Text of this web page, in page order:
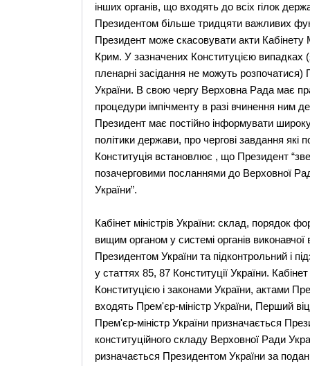
інших органів, що входять до всіх гілок
Президентом більше тридцяти важливих
Президент може скасовувати акти Кабінету
Крим. У зазначених Конституцією випадках
пленарні засідання не можуть
України. В свою чергу Верховна Рада має
процедури імпічменту в разі вчинення ним
Президент має постійно інформувати
політики держави, про чергові завдання
Конституція встановлює , що Президент
позачерговими посланнями до Верховної
України”.
Кабінет міністрів України: склад, порядок
вищим органом у системі органів виконавчої
Президентом України та підконтрольний і
у статтях 85, 87 Конституції України.
Конституцією і законами України, актами
входять Прем'єр-міністр України, Перший
Прем'єр-міністр України призначається
конституційного складу Верховної Ради
ризначається Президентом України за